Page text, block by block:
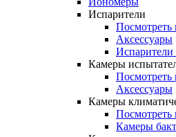
Испарители
Посмотреть
Аксессуары
Камеры
Посмотреть
Аксессуары
Камеры
Посмотреть
Камеры